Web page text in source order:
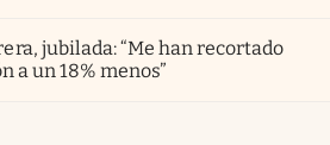
jubilada: “Me han recortado
a un 18% menos”